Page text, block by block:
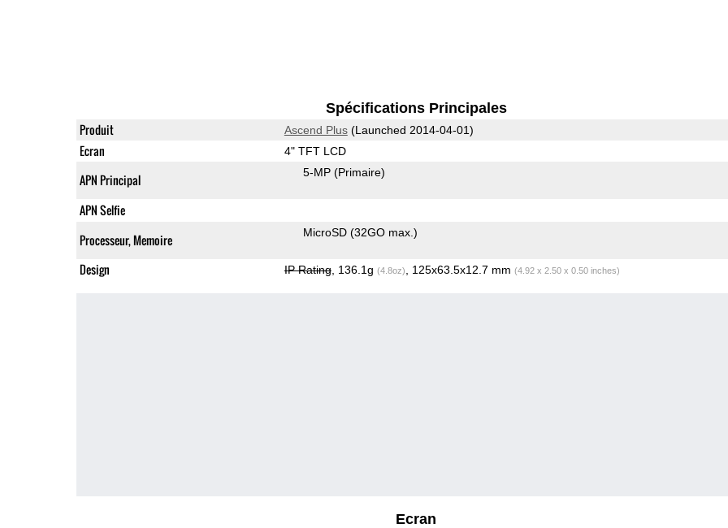
Spécifications Principales
Produit Ascend Plus(Launched 2014-04-01)
Ecran 4" TFT LCD
APN Principal 5-MP (Primaire)
APN Selfie
Processeur, Memoire
MicroSD (32GO max.)
Design IP Rating, 136.1g (4.8oz) , 125x63.5x12.7 mm (4.92 x 2.50 x 0.50 inches)
Ecran